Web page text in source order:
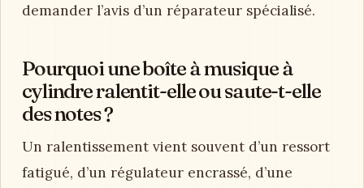
demander l’avis d’un réparateur spécialisé.
Pourquoi une boîte à musique à
cylindre ralentit-elle ou saute-t-elle
des notes ?
Un ralentissement vient souvent d’un ressort
fatigué, d’un régulateur encrassé, d’une